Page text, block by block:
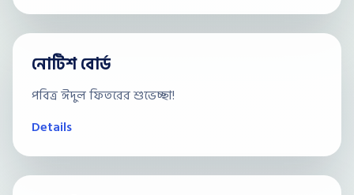
নোটিশ বোর্ড
পবিত্র ঈদুল ফিতরের শুভেচ্ছা!
Details